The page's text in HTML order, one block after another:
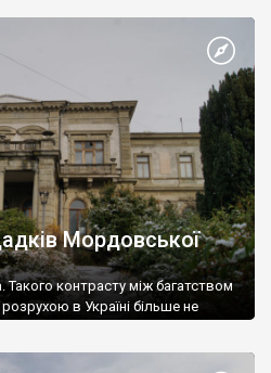
Мордовської
Такого контрасту між багатством
в Україні більше не